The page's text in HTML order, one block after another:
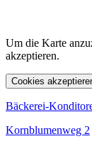
Um die Karte
akzeptieren.
Cookies
Bäckerei-
Kornblumenweg 2